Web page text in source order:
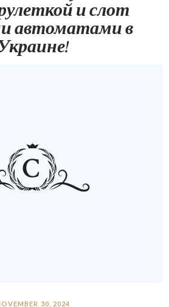
и слот
автоматами в
30, 2024